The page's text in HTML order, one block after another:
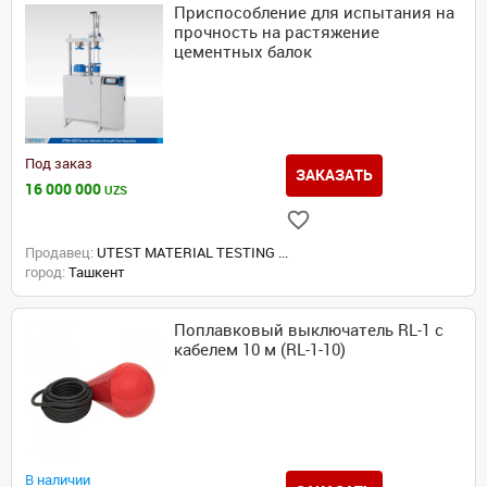
Приспособление для испытания на
прочность на растяжение
цементных балок
Под заказ
16 000 000 UZS
ЗАКАЗАТЬ
Продавец: UTEST MATERIAL TESTING ...
город: Ташкент
Поплавковый выключатель RL-1 с
кабелем 10 м (RL-1-10)
В наличии